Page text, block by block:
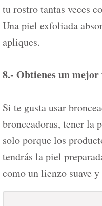
tu rostro tantas veces
Una piel exfoliada
apliques.
8.- Obtienes un
Si te gusta usar
bronceadoras, tener la
solo porque los
tendrás la piel
como un lienzo suave